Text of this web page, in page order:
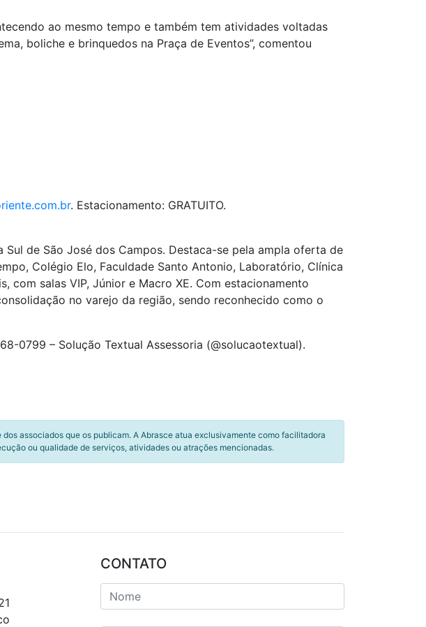
ao mesmo tempo e também tem atividades voltadas
boliche e brinquedos na Praça de Eventos”, comentou
. Estacionamento: GRATUITO.
de São José dos Campos. Destaca-se pela ampla oferta de
Colégio Elo, Faculdade Santo Antonio, Laboratório, Clínica
com salas VIP, Júnior e Macro XE. Com estacionamento
no varejo da região, sendo reconhecido como o
0799 – Solução Textual Assessoria (@solucaotextual).
associados que os publicam. A Abrasce atua exclusivamente como facilitadora
ou qualidade de serviços, atividades ou atrações mencionadas.
CONTATO